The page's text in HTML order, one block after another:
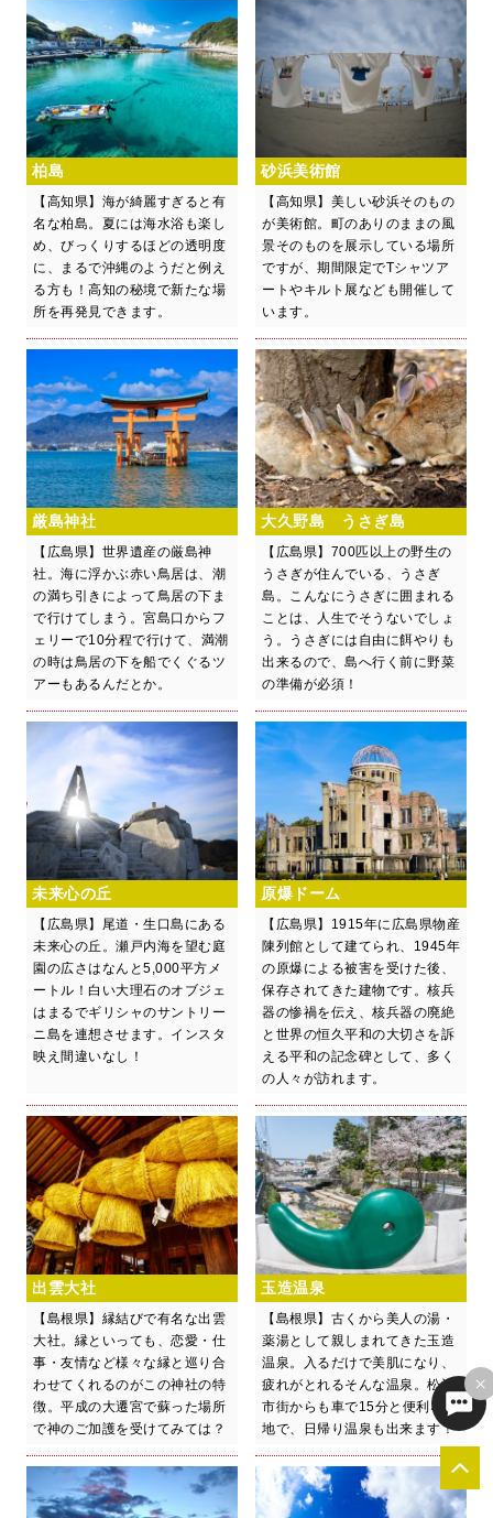
柏島
【高知県】海が綺麗すぎると有
名な柏島。夏には海水浴も楽し
め、びっくりするほどの透明度
に、まるで沖縄のようだと例え
る方も！高知の秘境で新たな場
所を再発見できます。
砂浜美術館
【高知県】美しい砂浜そのもの
が美術館。町のありのままの風
景そのものを展示している場所
ですが、期間限定でTシャツア
ートやキルト展なども開催して
います。
厳島神社
【広島県】世界遺産の厳島神
社。海に浮かぶ赤い鳥居は、潮
の満ち引きによって鳥居の下ま
で行けてしまう。宮島口からフ
ェリーで10分程で行けて、満潮
の時は鳥居の下を船でくぐるツ
アーもあるんだとか。
大久野島 うさぎ島
【広島県】700匹以上の野生の
うさぎが住んでいる、うさぎ
島。こんなにうさぎに囲まれる
ことは、人生でそうないでしょ
う。うさぎには自由に餌やりも
出来るので、島へ行く前に野菜
の準備が必須！
未来心の丘
【広島県】尾道・生口島にある
未来心の丘。瀬戸内海を望む庭
園の広さはなんと5,000平方メ
ートル！白い大理石のオブジェ
はまるでギリシャのサントリー
ニ島を連想させます。インスタ
映え間違いなし！
原爆ドーム
【広島県】1915年に広島県物産
陳列館として建てられ、1945年
の原爆による被害を受けた後、
保存されてきた建物です。核兵
器の惨禍を伝え、核兵器の廃絶
と世界の恒久平和の大切さを訴
える平和の記念碑として、多く
の人々が訪れます。
出雲大社
【島根県】縁結びで有名な出雲
大社。縁といっても、恋愛・仕
事・友情など様々な縁と巡り合
わせてくれるのがこの神社の特
徴。平成の大遷宮で蘇った場所
で神のご加護を受けてみては？
玉造温泉
【島根県】古くから美人の湯・
薬湯として親しまれてきた玉造
温泉。入るだけで美肌になり、
疲れがとれるそんな温泉。松江
市街からも車で15分と便利な立
地で、日帰り温泉も出来ます！
×